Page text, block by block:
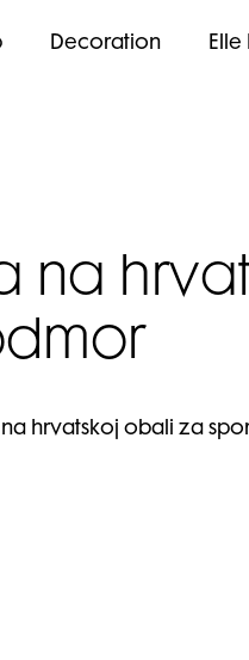
Decoration
na
hrvatskoj obali za